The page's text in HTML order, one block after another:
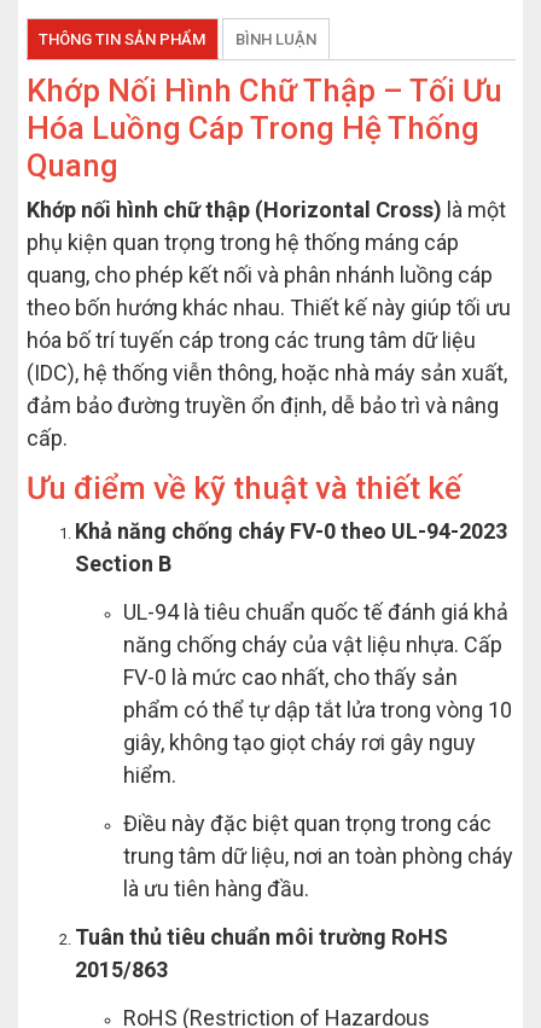
THÔNG TIN SẢN PHẨM BÌNH LUẬN
Khớp Nối Hình Chữ Thập – Tối Ưu
Hóa Luồng Cáp Trong Hệ Thống
Quang
Khớp nối hình chữ thập (Horizontal Cross) là một
phụ kiện quan trọng trong hệ thống máng cáp
quang, cho phép kết nối và phân nhánh luồng cáp
theo bốn hướng khác nhau. Thiết kế này giúp tối ưu
hóa bố trí tuyến cáp trong các trung tâm dữ liệu
(IDC), hệ thống viễn thông, hoặc nhà máy sản xuất,
đảm bảo đường truyền ổn định, dễ bảo trì và nâng
cấp.
Ưu điểm về kỹ thuật và thiết kế
Khả năng chống cháy FV-0 theo UL-94-2023
Section B
UL-94 là tiêu chuẩn quốc tế đánh giá khả
năng chống cháy của vật liệu nhựa. Cấp
FV-0 là mức cao nhất, cho thấy sản
phẩm có thể tự dập tắt lửa trong vòng 10
giây, không tạo giọt cháy rơi gây nguy
hiểm.
Điều này đặc biệt quan trọng trong các
trung tâm dữ liệu, nơi an toàn phòng cháy
là ưu tiên hàng đầu.
Tuân thủ tiêu chuẩn môi trường RoHS
2015/863
RoHS (Restriction of Hazardous